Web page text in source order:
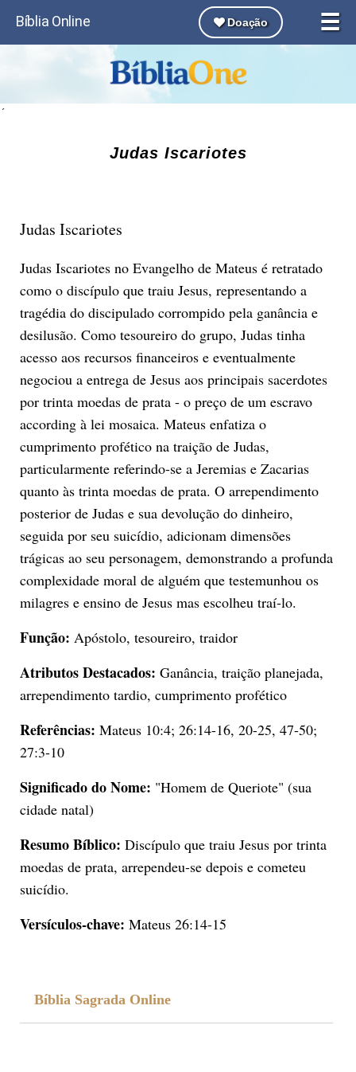
☰
Bíblia Online Doação
´
Judas Iscariotes
Judas Iscariotes
Judas Iscariotes no Evangelho de Mateus é retratado
como o discípulo que traiu Jesus, representando a
tragédia do discipulado corrompido pela ganância e
desilusão. Como tesoureiro do grupo, Judas tinha
acesso aos recursos financeiros e eventualmente
negociou a entrega de Jesus aos principais sacerdotes
por trinta moedas de prata - o preço de um escravo
according à lei mosaica. Mateus enfatiza o
cumprimento profético na traição de Judas,
particularmente referindo-se a Jeremias e Zacarias
quanto às trinta moedas de prata. O arrependimento
posterior de Judas e sua devolução do dinheiro,
seguida por seu suicídio, adicionam dimensões
trágicas ao seu personagem, demonstrando a profunda
complexidade moral de alguém que testemunhou os
milagres e ensino de Jesus mas escolheu traí-lo.
Função: Apóstolo, tesoureiro, traidor
Atributos Destacados: Ganância, traição planejada,
arrependimento tardio, cumprimento profético
Referências: Mateus 10:4; 26:14-16, 20-25, 47-50;
27:3-10
Significado do Nome: "Homem de Queriote" (sua
cidade natal)
Resumo Bíblico: Discípulo que traiu Jesus por trinta
moedas de prata, arrependeu-se depois e cometeu
suicídio.
Versículos-chave: Mateus 26:14-15
Bíblia Sagrada Online